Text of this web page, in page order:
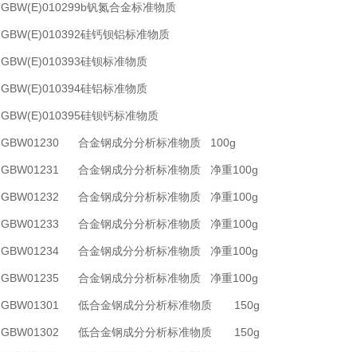
GBW(E)010299b钒氮合金标准物质
GBW(E)010392硅钙钡铝标准物质
GBW(E)010393硅钡标准物质
GBW(E)010394硅铝标准物质
GBW(E)010395硅钡钙标准物质
GBW01230 合金钢成分分析标准物质 100g
GBW01231 合金钢成分分析标准物质 净重100g
GBW01232 合金钢成分分析标准物质 净重100g
GBW01233 合金钢成分分析标准物质 净重100g
GBW01234 合金钢成分分析标准物质 净重100g
GBW01235 合金钢成分分析标准物质 净重100g
GBW01301 低合金钢成分分析标准物质 150g
GBW01302 低合金钢成分分析标准物质 150g